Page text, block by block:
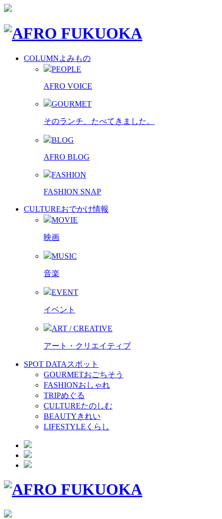
COLUMNよみもの
PEOPLE
AFRO VOICE
GOURMET
そのランチ、たべてきました。
BLOG
AFRO BLOG
FASHION
FASHION SNAP
CULTUREおでかけ情報
MOVIE
映画
MUSIC
音楽
EVENT
イベント
ART / CREATIVE
アート・クリエイティブ
SPOT DATA スポット
GOURMETおごちそう
FASHIONおしゃれ
TRIPめぐる
CULTUREたのしむ
BEAUTYきれい
LIFESTYLE くらし